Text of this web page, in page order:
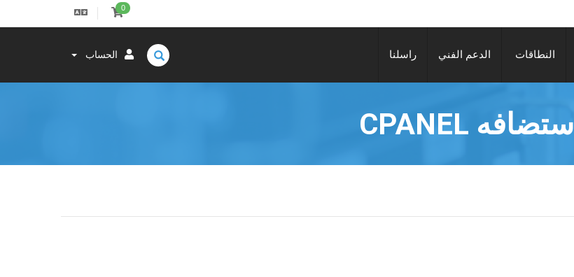
0
الحساب النطاقات الدعم الفني راسلنا
استضافه CPANEL